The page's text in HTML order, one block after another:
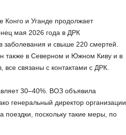
Конго и Уганде продолжает
мая 2026 года в ДРК
заболевания и свыше 220 смертей.
также в Северном и Южном Киву и в
связаны с контактами с ДРК.
30–40%. ВОЗ объявила
генеральный директор организации
поездки, поскольку такие меры, по